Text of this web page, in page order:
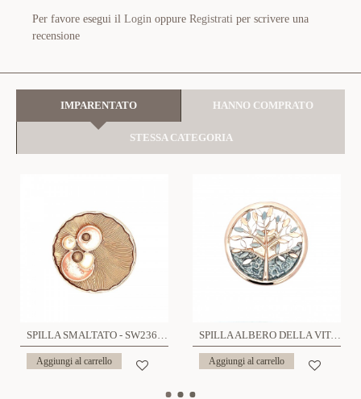
Per favore esegui il Login oppure Registrati per scrivere una
recensione
IMPARENTATO HANNO COMPRATO
STESSA CATEGORIA
SPILLA SMALTATO - SW2364E913
Aggiungi al carrello
SPILLA ALBERO DELLA VITA SMALTATO - SW2372E877
Aggiungi al carrello